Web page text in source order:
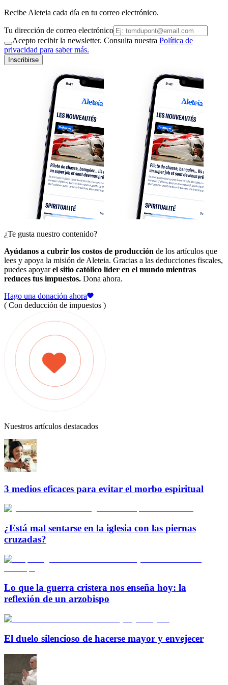
Recibe Aleteia cada día en tu correo electrónico.
Tu dirección de correo electrónico
Acepto recibir la newsletter. Consulta nuestra Política de
privacidad para saber más.
Inscribirse
¿Te gusta nuestro contenido?
Ayúdanos a cubrir los costos de producción de los artículos que
lees y apoya la misión de Aleteia. Gracias a las deducciones fiscales,
puedes apoyarel sitio católico líder en el mundo mientras
reduces tus impuestos. Dona ahora.
Hago una donación ahora
( Con deducción de impuestos )
Nuestros artículos destacados
3 medios eficaces para evitar el morbo espiritual
¿Está mal sentarse en la iglesia con las piernas
cruzadas?
Lo que la guerra cristera nos enseña hoy: la
reflexión de un arzobispo
El duelo silencioso de hacerse mayor y envejecer